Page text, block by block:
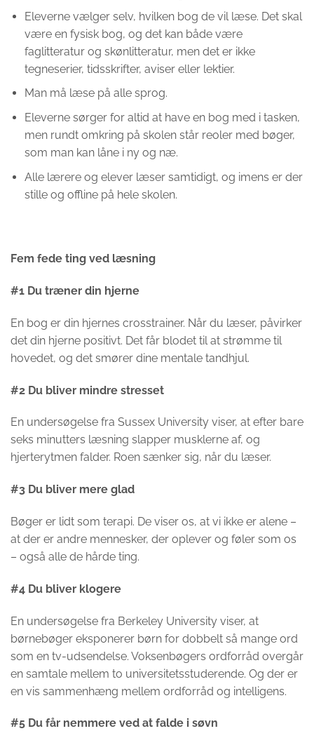
Eleverne vælger selv, hvilken bog de vil læse. Det skal
være en fysisk bog, og det kan både være
faglitteratur og skønlitteratur, men det er ikke
tegneserier, tidsskrifter, aviser eller lektier.
Man må læse på alle sprog.
Eleverne sørger for altid at have en bog med i tasken,
men rundt omkring på skolen står reoler med bøger,
som man kan låne i ny og næ.
Alle lærere og elever læser samtidigt, og imens er der
stille og offline på hele skolen.
Fem fede ting ved læsning
#1 Du træner din hjerne
En bog er din hjernes crosstrainer. Når du læser, påvirker
det din hjerne positivt. Det får blodet til at strømme til
hovedet, og det smører dine mentale tandhjul.
#2 Du bliver mindre stresset
En undersøgelse fra Sussex University viser, at efter bare
seks minutters læsning slapper musklerne af, og
hjerterytmen falder. Roen sænker sig, når du læser.
#3 Du bliver mere glad
Bøger er lidt som terapi. De viser os, at vi ikke er alene –
at der er andre mennesker, der oplever og føler som os
– også alle de hårde ting.
#4 Du bliver klogere
En undersøgelse fra Berkeley University viser, at
børnebøger eksponerer børn for dobbelt så mange ord
som en tv-udsendelse. Voksenbøgers ordforråd overgår
en samtale mellem to universitetsstuderende. Og der er
en vis sammenhæng mellem ordforråd og intelligens.
#5 Du får nemmere ved at falde i søvn